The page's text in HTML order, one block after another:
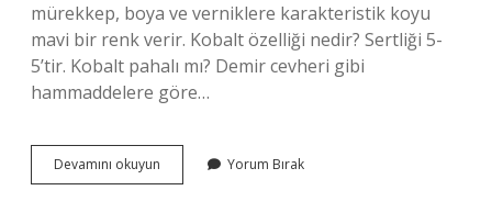
mürekkep, boya ve verniklere karakteristik koyu
mavi bir renk verir. Kobalt özelliği nedir? Sertliği 5-
5’tir. Kobalt pahalı mı? Demir cevheri gibi
hammaddelere göre…
Devamını okuyun
Kaplama
Yorum Bırak